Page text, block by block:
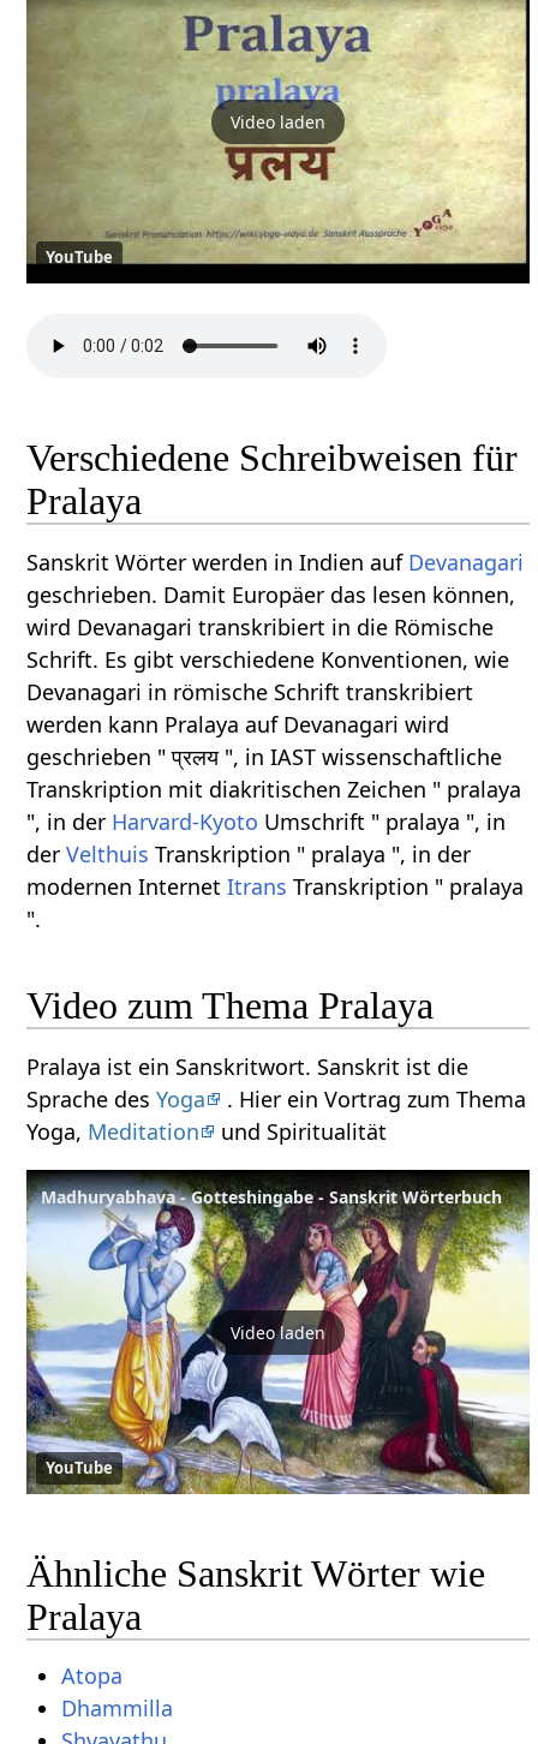
Video laden
YouTube
Verschiedene Schreibweisen für
Pralaya
Sanskrit Wörter werden in Indien auf Devanagari
geschrieben. Damit Europäer das lesen können,
wird Devanagari transkribiert in die Römische
Schrift. Es gibt verschiedene Konventionen, wie
Devanagari in römische Schrift transkribiert
werden kann Pralaya auf Devanagari wird
geschrieben " प्रलय ", in IAST wissenschaftliche
Transkription mit diakritischen Zeichen " pralaya
", in der Harvard-Kyoto Umschrift " pralaya ", in
derVelthuis Transkription " pralaya ", in der
modernen InternetItrans Transkription " pralaya
".
Video zum Thema Pralaya
Pralaya ist ein Sanskritwort. Sanskrit ist die
Sprache desYoga
. Hier ein Vortrag zum Thema
Yoga, Meditation und Spiritualität
Madhuryabhava - Gotteshingabe - Sanskrit Wörterbuch
Video laden
YouTube
Ähnliche Sanskrit Wörter wie
Pralaya
Atopa
Dhammilla